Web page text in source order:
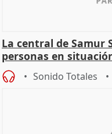
La central de Samur
personas en
de Calor
Sonido Totales